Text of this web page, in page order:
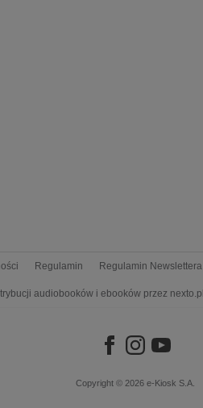
Regulamin Regulamin Newslettera
audiobooków i ebooków przez nexto.pl
Copyright © 2026 e-Kiosk S.A.